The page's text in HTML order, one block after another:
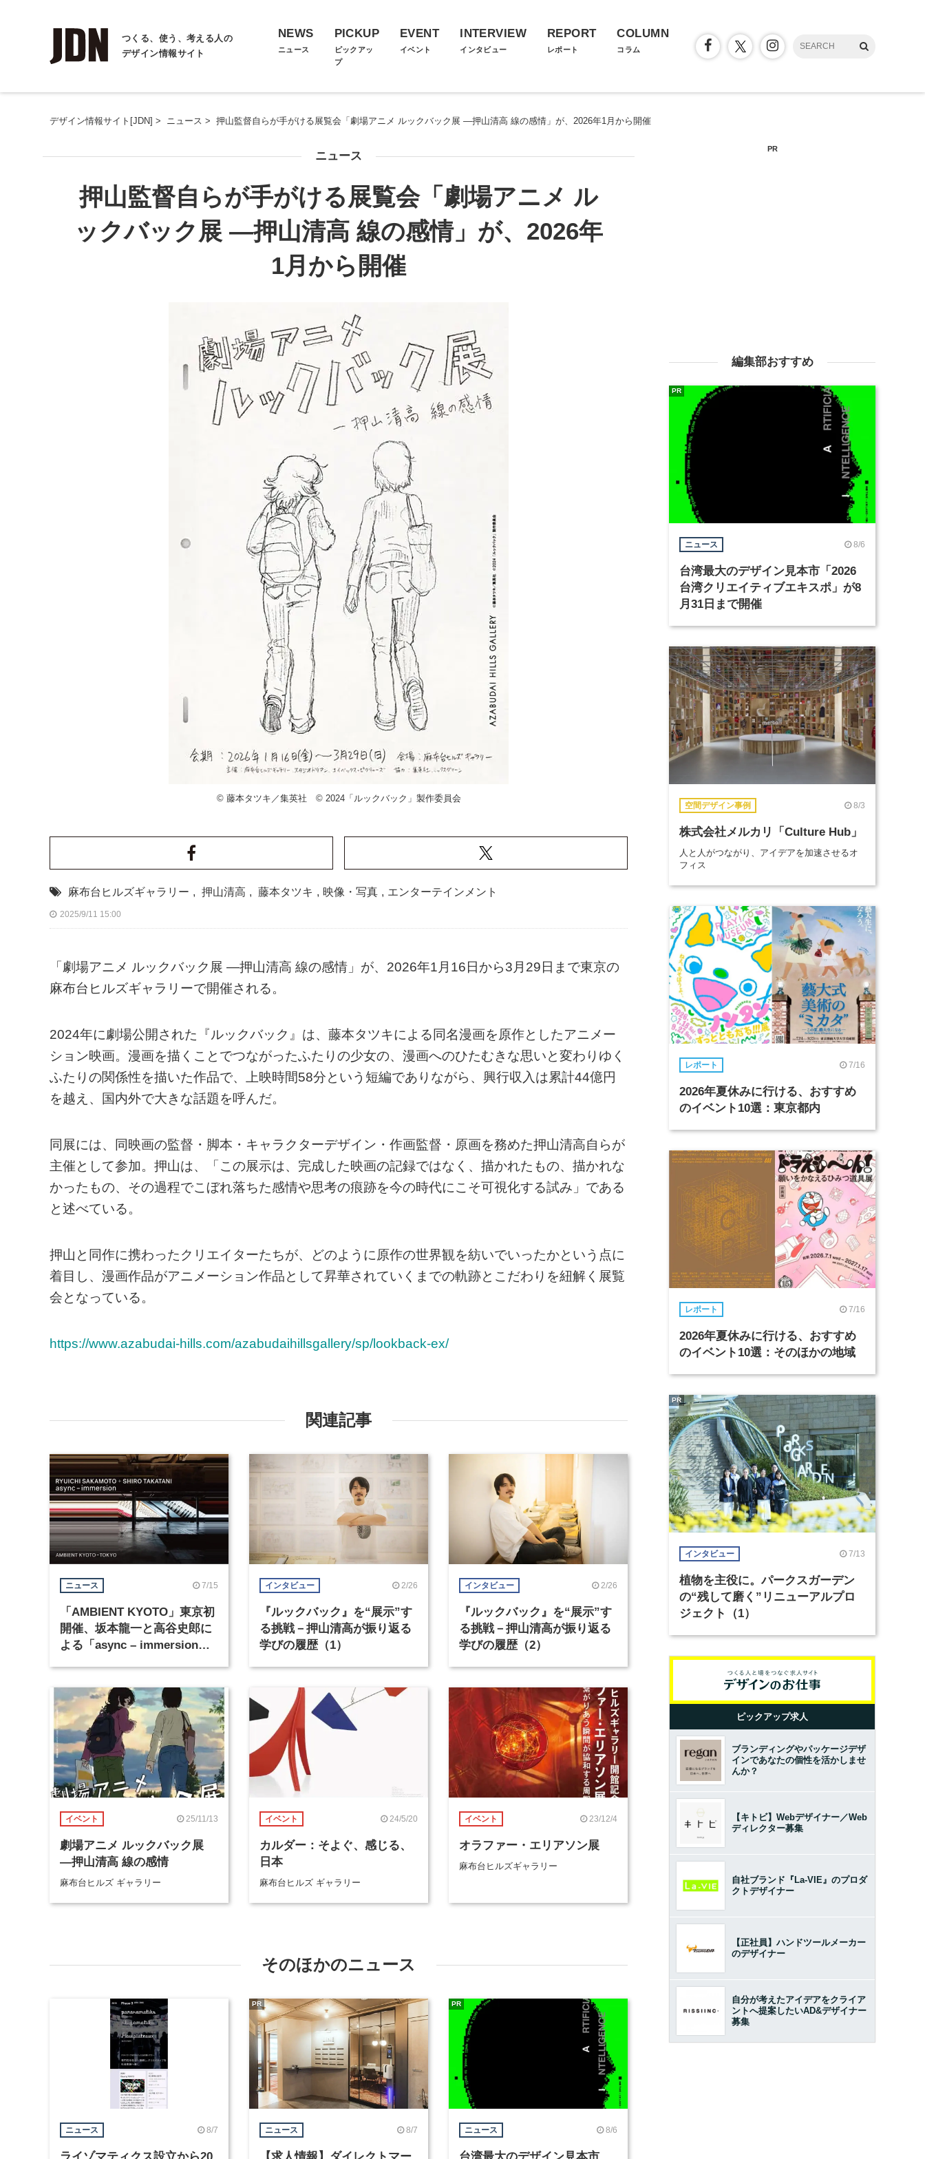
つくる、使う、考える人の
デザイン情報サイト
NEWS
ニュース
PICKUP
ピックアッ
プ
EVENT
イベント
INTERVIEW
インタビュー
REPORT
レポート
COLUMN
コラム
デザイン情報サイト[JDN] > ニュース > 押山監督自らが手がける展覧会「劇場アニメ ルックバック展 ―押山清高 線の感情」が、2026年1月から開催
ニュース
押山監督自らが手がける展覧会「劇場アニメ ル
ックバック展 ―押山清高 線の感情」が、2026年
1月から開催
© 藤本タツキ／集英社 © 2024「ルックバック」製作委員会
麻布台ヒルズギャラリー , 押山清高 , 藤本タツキ , 映像・写真 , エンターテインメント
2025/9/11 15:00
「劇場アニメ ルックバック展 ―押山清高 線の感情」が、2026年1月16日から3月29日まで東京の
麻布台ヒルズギャラリーで開催される。
2024年に劇場公開された『ルックバック』は、藤本タツキによる同名漫画を原作としたアニメー
ション映画。漫画を描くことでつながったふたりの少女の、漫画へのひたむきな思いと変わりゆく
ふたりの関係性を描いた作品で、上映時間58分という短編でありながら、興行収入は累計44億円
を越え、国内外で大きな話題を呼んだ。
同展には、同映画の監督・脚本・キャラクターデザイン・作画監督・原画を務めた押山清高自らが
主催として参加。押山は、「この展示は、完成した映画の記録ではなく、描かれたもの、描かれな
かったもの、その過程でこぼれ落ちた感情や思考の痕跡を今の時代にこそ可視化する試み」である
と述べている。
押山と同作に携わったクリエイターたちが、どのように原作の世界観を紡いでいったかという点に
着目し、漫画作品がアニメーション作品として昇華されていくまでの軌跡とこだわりを紐解く展覧
会となっている。
https://www.azabudai-hills.com/azabudaihillsgallery/sp/lookback-ex/
関連記事
ニュース 7/15
「AMBIENT KYOTO」東京初
開催、坂本龍一と高谷史郎に
よる「async – immersion」
インタビュー 2/26
『ルックバック』を“展示”す
る挑戦－押山清高が振り返る
学びの履歴（1）
インタビュー 2/26
『ルックバック』を“展示”す
る挑戦－押山清高が振り返る
学びの履歴（2）
イベント 25/11/13
劇場アニメ ルックバック展
―押山清高 線の感情
麻布台ヒルズ ギャラリー
イベント 24/5/20
カルダー：そよぐ、感じる、
日本
麻布台ヒルズ ギャラリー
イベント 23/12/4
オラファー・エリアソン展
麻布台ヒルズギャラリー
そのほかのニュース
ニュース 8/7
ライゾマティクス設立から20
ニュース 8/7
【求人情報】ダイレクトマー
PR
ニュース 8/6
台湾最大のデザイン見本市
PR
PR
編集部おすすめ
ニュース 8/6
台湾最大のデザイン見本市「2026
台湾クリエイティブエキスポ」が8
月31日まで開催
PR
空間デザイン事例 8/3
株式会社メルカリ「Culture Hub」
人と人がつながり、アイデアを加速させるオ
フィス
レポート 7/16
2026年夏休みに行ける、おすすめ
のイベント10選：東京都内
レポート 7/16
2026年夏休みに行ける、おすすめ
のイベント10選：そのほかの地域
インタビュー 7/13
植物を主役に。パークスガーデン
の“残して磨く”リニューアルプロ
ジェクト（1）
PR
ピックアップ求人
ブランディングやパッケージデザ
インであなたの個性を活かしませ
んか？
【キトビ】Webデザイナー／Web
ディレクター募集
自社ブランド『La-VIE』のプロダ
クトデザイナー
【正社員】ハンドツールメーカー
のデザイナー
自分が考えたアイデアをクライア
ントへ提案したいAD&デザイナー
募集